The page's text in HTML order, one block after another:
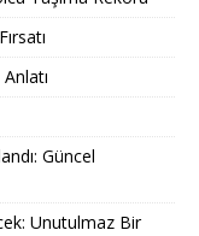
Güncel
Unutulmaz Bir